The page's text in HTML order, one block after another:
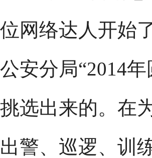
位网络达人开始
公安分局“2014
挑选出来的。在
出警、巡逻、训